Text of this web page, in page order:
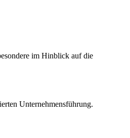
im Hinblick auf die
Unternehmensführung.